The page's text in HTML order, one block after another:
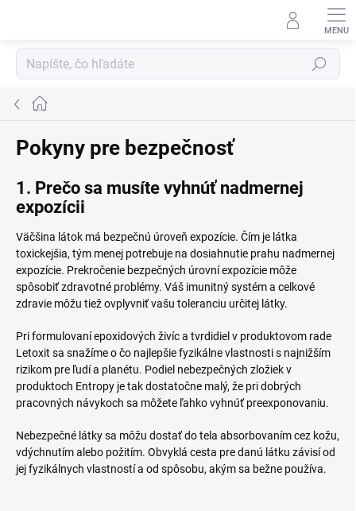
Hľadať
Domov
Pokyny pre bezpečnosť
1. Prečo sa musíte vyhnúť nadmernej
expozícii
Väčšina látok má bezpečnú úroveň expozície. Čím je látka
toxickejšia, tým menej potrebuje na dosiahnutie prahu nadmernej
expozície. Prekročenie bezpečných úrovní expozície môže
spôsobiť zdravotné problémy. Váš imunitný systém a celkové
zdravie môžu tiež ovplyvniť vašu toleranciu určitej látky.
Pri formulovaní epoxidových živíc a tvrdidiel v produktovom rade
Letoxit sa snažíme o čo najlepšie fyzikálne vlastnosti s najnižším
rizikom pre ľudí a planétu. Podiel nebezpečných zložiek v
produktoch Entropy je tak dostatočne malý, že pri dobrých
pracovných návykoch sa môžete ľahko vyhnúť preexponovaniu.
Nebezpečné látky sa môžu dostať do tela absorbovaním cez kožu,
vdýchnutím alebo požitím. Obvyklá cesta pre danú látku závisí od
jej fyzikálnych vlastností a od spôsobu, akým sa bežne používa.